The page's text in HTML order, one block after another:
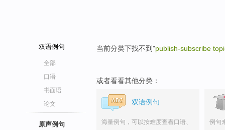
双语例句
全部
口语
书面语
论文
原声例句
当前分类下找不到"publish-subscribe
或者看看其他分类：
双语例句
海量例句，可以按难度查看口语、
例句